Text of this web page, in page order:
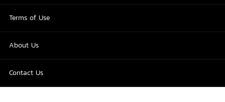
Terms of Use
About Us
Contact Us